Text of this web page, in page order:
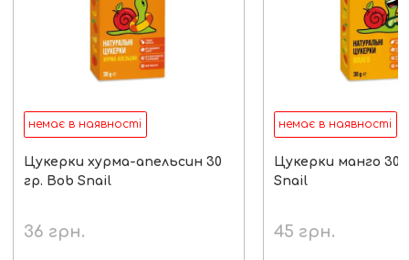
немає в наявності
Цукерки хурма-апельсин 30
гр. Bob Snail
36 грн.
немає в наявності
Цукерки манго 30
Snail
45 грн.